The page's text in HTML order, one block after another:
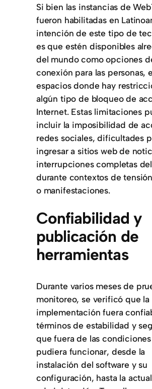
Si bien las instancias de
fueron habilitadas en
intención de este tipo de
es que estén disponibles
del mundo como opciones
conexión para las personas,
espacios donde hay
algún tipo de bloqueo de
Internet. Estas limitaciones
incluir la imposibilidad de
redes sociales, dificultades
ingresar a sitios web de
interrupciones completas
durante contextos de
o manifestaciones.
Confiabilidad y
publicación de
herramientas
Durante varios meses de
monitoreo, se verificó que la
implementación fuera
términos de estabilidad y
que fuera de las
pudiera funcionar, desde la
instalación del software y su
configuración, hasta la